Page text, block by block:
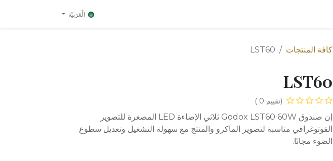
الْعَرَبيّة
كافة المنتجات LST60
LST60
(تقييم 0 )
إن صندوق Godox LST60 60W ثلاثي الإضاءة LED المصغرة للتصوير
الفوتوغرافي مناسبة لتصوير الماكرو والمنتج مع سهولة التشغيل وتعديل سطوع
الضوء مجانًا.